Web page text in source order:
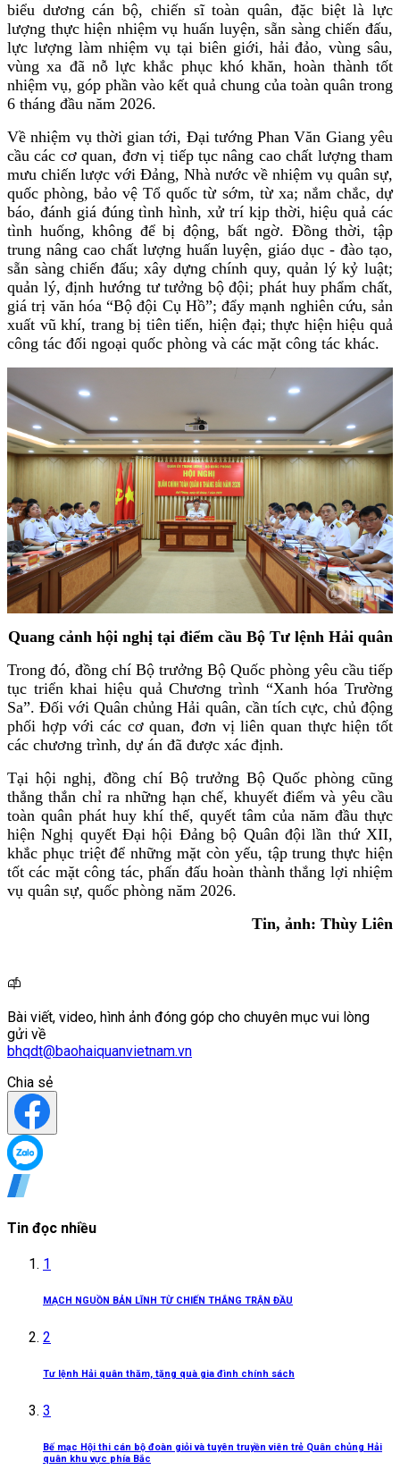
biểu dương cán bộ, chiến sĩ toàn quân, đặc biệt là lực
lượng thực hiện nhiệm vụ huấn luyện, sẵn sàng chiến đấu,
lực lượng làm nhiệm vụ tại biên giới, hải đảo, vùng sâu,
vùng xa đã nỗ lực khắc phục khó khăn, hoàn thành tốt
nhiệm vụ, góp phần vào kết quả chung của toàn quân trong
6 tháng đầu năm 2026.
Về nhiệm vụ thời gian tới, Đại tướng Phan Văn Giang yêu
cầu các cơ quan, đơn vị tiếp tục nâng cao chất lượng tham
mưu chiến lược với Đảng, Nhà nước về nhiệm vụ quân sự,
quốc phòng, bảo vệ Tổ quốc từ sớm, từ xa; nắm chắc, dự
báo, đánh giá đúng tình hình, xử trí kịp thời, hiệu quả các
tình huống, không để bị động, bất ngờ. Đồng thời, tập
trung nâng cao chất lượng huấn luyện, giáo dục - đào tạo,
sẵn sàng chiến đấu; xây dựng chính quy, quản lý kỷ luật;
quản lý, định hướng tư tưởng bộ đội; phát huy phẩm chất,
giá trị văn hóa “Bộ đội Cụ Hồ”; đẩy mạnh nghiên cứu, sản
xuất vũ khí, trang bị tiên tiến, hiện đại; thực hiện hiệu quả
công tác đối ngoại quốc phòng và các mặt công tác khác.
Quang cảnh hội nghị tại điểm cầu Bộ Tư lệnh Hải quân
Trong đó, đồng chí Bộ trưởng Bộ Quốc phòng yêu cầu tiếp
tục triển khai hiệu quả Chương trình “Xanh hóa Trường
Sa”. Đối với Quân chủng Hải quân, cần tích cực, chủ động
phối hợp với các cơ quan, đơn vị liên quan thực hiện tốt
các chương trình, dự án đã được xác định.
Tại hội nghị, đồng chí Bộ trưởng Bộ Quốc phòng cũng
thẳng thắn chỉ ra những hạn chế, khuyết điểm và yêu cầu
toàn quân phát huy khí thế, quyết tâm của năm đầu thực
hiện Nghị quyết Đại hội Đảng bộ Quân đội lần thứ XII,
khắc phục triệt để những mặt còn yếu, tập trung thực hiện
tốt các mặt công tác, phấn đấu hoàn thành thắng lợi nhiệm
vụ quân sự, quốc phòng năm 2026.
Tin, ảnh: Thùy Liên
Bài viết, video, hình ảnh đóng góp cho chuyên mục vui lòng
gửi về
bhqdt@baohaiquanvietnam.vn
Chia sẻ
Tin đọc nhiều
1
MẠCH NGUỒN BẢN LĨNH TỪ CHIẾN THẮNG TRẬN ĐẦU
2
Tư lệnh Hải quân thăm, tặng quà gia đình chính sách
3
Bế mạc Hội thi cán bộ đoàn giỏi và tuyên truyền viên trẻ Quân chủng Hải
quân khu vực phía Bắc